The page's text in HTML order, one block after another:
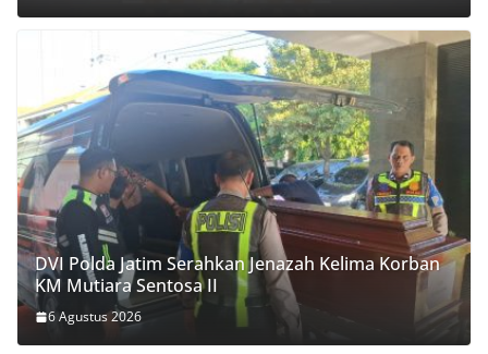
DVI Polda Jatim Serahkan Jenazah Kelima Korban
KM Mutiara Sentosa II
6 Agustus 2026